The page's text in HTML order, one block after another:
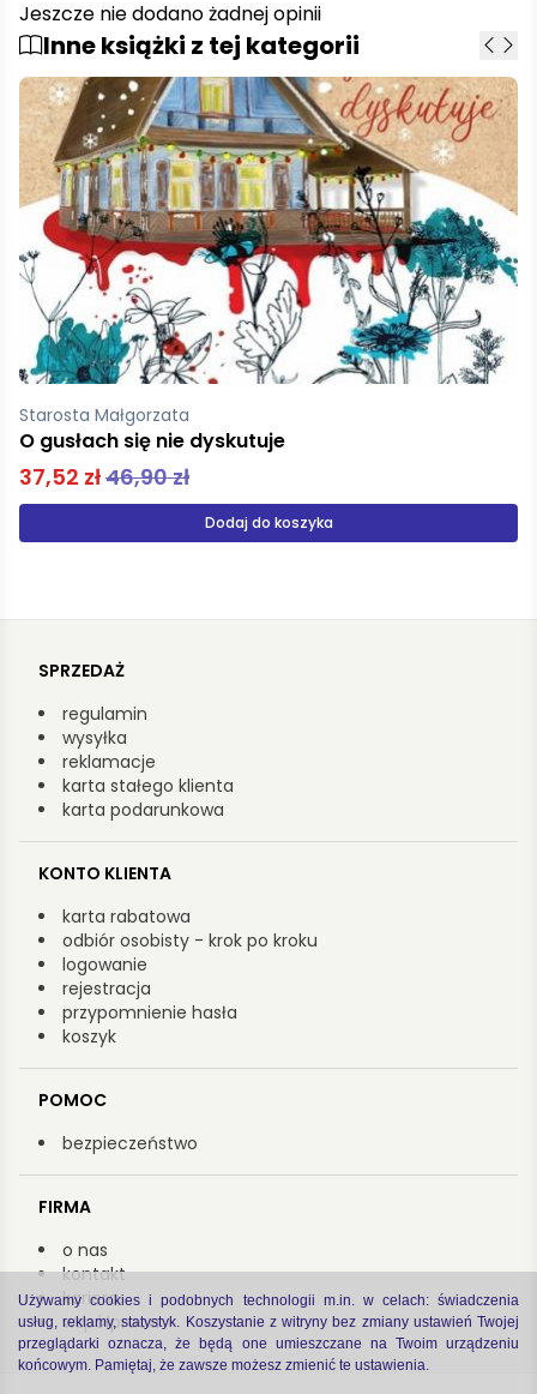
Używamy cookies i podobnych technologii m.in. w celach: świadczenia
usług, reklamy, statystyk. Koszystanie z witryny bez zmiany ustawień Twojej
przeglądarki oznacza, że będą one umieszczane na Twoim urządzeniu
końcowym. Pamiętaj, że zawsze możesz zmienić te ustawienia.
Jeszcze nie dodano żadnej opinii
Inne książki z tej kategorii
Koprowski Marek
Kaci Wołynia
49,90 zł
Dodaj do koszyka
SPRZEDAŻ
regulamin
wysyłka
reklamacje
karta stałego klienta
karta podarunkowa
KONTO KLIENTA
karta rabatowa
odbiór osobisty - krok po kroku
logowanie
rejestracja
przypomnienie hasła
koszyk
POMOC
bezpieczeństwo
FIRMA
o nas
kontakt
kariera
współpraca